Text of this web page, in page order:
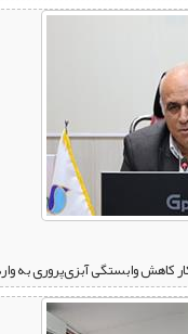
کاهش وابستگی آبزی‌پروری به